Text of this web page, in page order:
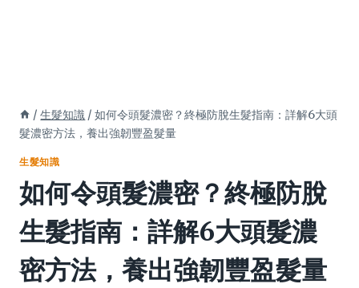
/ 生髮知識 / 如何令頭髮濃密？終極防脫生髮指南：詳解6大頭
髮濃密方法，養出強韌豐盈髮量
生髮知識
如何令頭髮濃密？終極防脫
生髮指南：詳解6大頭髮濃
密方法，養出強韌豐盈髮量